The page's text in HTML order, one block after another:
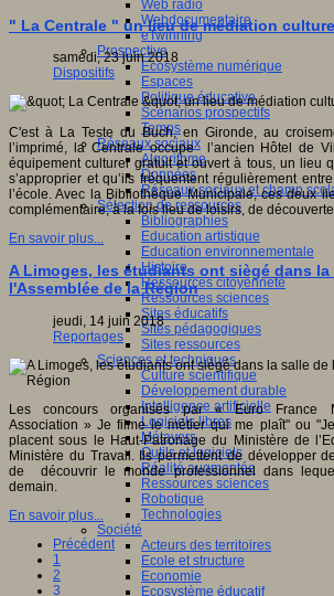
Web radio
Webdocumentaire
eTwinning
Prospective
Ecosystème numérique
Espaces
Politique éducative
Scénarios prospectifs
Temps
Réseaux sociaux
Algorithme
Données
Réseaux sociaux et champ
Sélection de ressources
Bibliographies
Education artistique
Education environnementale
Histoire
Ressources citoyenneté
Ressources sciences
Sites éducatifs
Sites pédagogiques
Sites ressources
Sciences et techniques
Culture scientifique
Développement durable
Intelligence artificielle
Logiciels libres
Métavers
Outils et logiciels
Réalité augmentée
Ressources sciences
Robotique
Technologies
Société
Acteurs des territoires
Ecole et structure
Economie
Ecosystème éducatif
" La Centrale " un lieu de médiation
samedi, 23 juin 2018
Dispositifs
C'est à La Teste du Buch, en Gironde, au
l’imprimé, la Centrale occupe l’ancien Hôtel de
équipement culturel gratuit et ouvert à tous, un lieu
s’approprier et qu’ils fréquentent régulièrement
l’école. Avec la Bibliothèque Municipale, ces deux
complémentaire, à la fois lieu de loisirs, de
En savoir plus...
A Limoges, les étudiants ont siègé dans la
l'Assemblée de la Région
jeudi, 14 juin 2018
Reportages
Les concours organisés par « Euro France
Association » Je filme le métier qui me plaît" ou
placent sous le Haut-Patronage du Ministère de
Ministère du Travail. Ils permettent de développer
de découvrir le monde professionnel dans
demain.
En savoir plus...
Précédent
1
2
3